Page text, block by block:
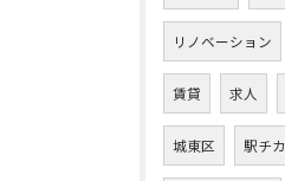
リノベーション
賃貸 求人
城東区 駅チカ